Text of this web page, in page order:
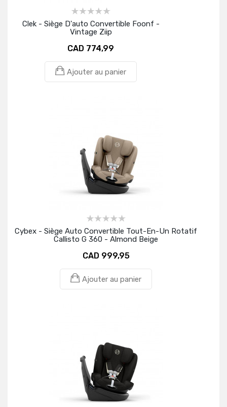
Clek - Siège D'auto Convertible Foonf -
Vintage Ziip
CAD 774,99
Ajouter au panier
Cybex - Siège Auto Convertible Tout-En-Un Rotatif
Callisto G 360 - Almond Beige
CAD 999,95
Ajouter au panier